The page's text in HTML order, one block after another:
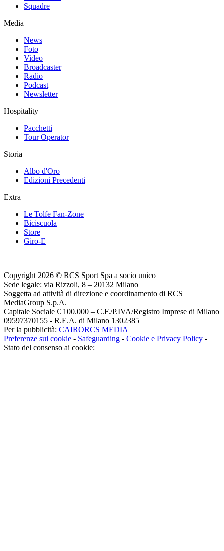
Squadre
Media
News
Foto
Video
Broadcaster
Radio
Podcast
Newsletter
Hospitality
Pacchetti
Tour Operator
Storia
Albo d'Oro
Edizioni Precedenti
Extra
Le Tolfe Fan-Zone
Biciscuola
Store
Giro-E
Copyright 2026 © RCS Sport Spa a socio unico
Sede legale: via Rizzoli, 8 – 20132 Milano
Soggetta ad attività di direzione e coordinamento di RCS
MediaGroup S.p.A.
Capitale Sociale € 100.000 – C.F./P.IVA/Registro Imprese di Milano
09597370155 - R.E.A. di Milano 1302385
Per la pubblicità: CAIRORCS MEDIA
Preferenze sui cookie - Safeguarding - Cookie e Privacy Policy -
Stato del consenso ai cookie: